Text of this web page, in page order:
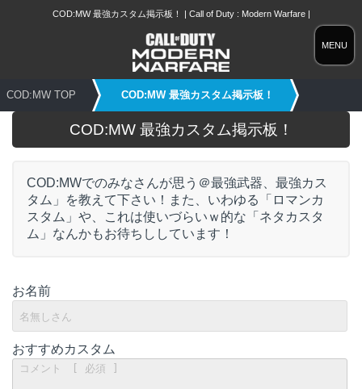
MENU
COD:MW 最強カスタム掲示板！ | Call of Duty : Modern Warfare |
COD:MW TOP COD:MW 最強カスタム掲示板！
COD:MW 最強カスタム掲示板！
COD:MWでのみなさんが思う＠最強武器、最強カス
タム」を教えて下さい！また、いわゆる「ロマンカ
スタム」や、これは使いづらいｗ的な「ネタカスタ
ム」なんかもお待ちししています！
お名前
おすすめカスタム